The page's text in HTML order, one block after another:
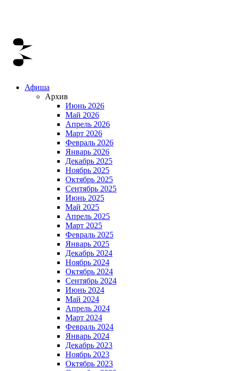
Афиша
Архив
Июнь 2026
Май 2026
Апрель 2026
Март 2026
Февраль 2026
Январь 2026
Декабрь 2025
Ноябрь 2025
Октябрь 2025
Сентябрь 2025
Июнь 2025
Май 2025
Апрель 2025
Март 2025
Февраль 2025
Январь 2025
Декабрь 2024
Ноябрь 2024
Октябрь 2024
Сентябрь 2024
Июнь 2024
Май 2024
Апрель 2024
Март 2024
Февраль 2024
Январь 2024
Декабрь 2023
Ноябрь 2023
Октябрь 2023